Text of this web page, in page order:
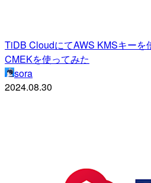
TiDB CloudにてAWS KMSキーを
CMEKを使ってみた
sora
2024.08.30